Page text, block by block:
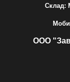
Склад:
ООО